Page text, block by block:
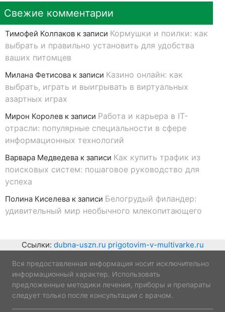
Свежие комментарии
Тимофей Колпаков к записи Кормушки и поилки: как
выбрать и правильно установить для удобства
ваших питомцев
Милана Фетисова к записи Казино онлайн: как
выбрать, играть и выигрывать в виртуальных
азартных играх
Мирон Королев к записи Работа и карьера в IT-
отрасли: популярные специальности в сфере
информационных технологий
Варвара Медведева к записи Как купить трафик из
поисковых систем: пошаговое руководство для
успеха
Полина Киселева к записи Белогрудый филандер:
удивительный мир необычного млекопитающего
Ссылки: dubna-uszn.ru prigotovim-v-multivarke.ru
Вся предоставленная информация носит исключительно
информационный характер. Использовать
предложенные методики лечения, приборы и препараты
следует только после консультации с врачом.